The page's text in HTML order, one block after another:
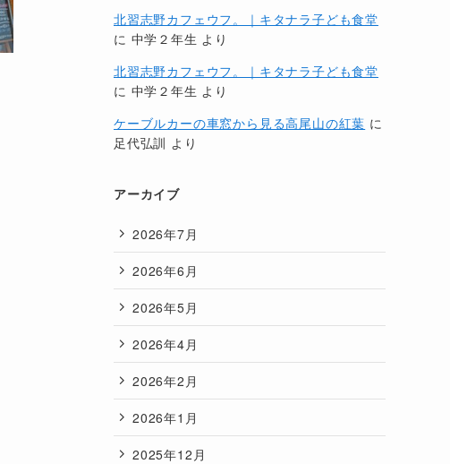
北習志野カフェウフ。｜キタナラ子ども食堂
に 中学２年生 より
北習志野カフェウフ。｜キタナラ子ども食堂
に 中学２年生 より
ケーブルカーの車窓から見る高尾山の紅葉 に
足代弘訓 より
アーカイブ
2026年7月
2026年6月
2026年5月
2026年4月
2026年2月
2026年1月
2025年12月